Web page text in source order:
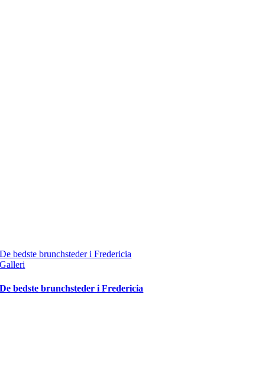
De bedste brunchsteder i Fredericia
Galleri
De bedste brunchsteder i Fredericia